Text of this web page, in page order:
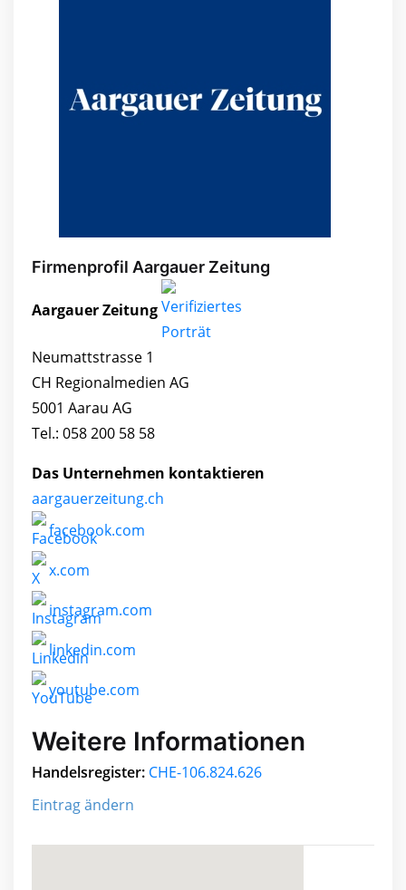
Firmenprofil Aargauer Zeitung
Aargauer Zeitung
Neumattstrasse 1
CH Regionalmedien AG
5001 Aarau AG
Tel.: 058 200 58 58
Das Unternehmen kontaktieren
aargauerzeitung.ch
facebook.com
x.com
instagram.com
linkedin.com
youtube.com
Weitere Informationen
Handelsregister: CHE-106.824.626
Eintrag ändern